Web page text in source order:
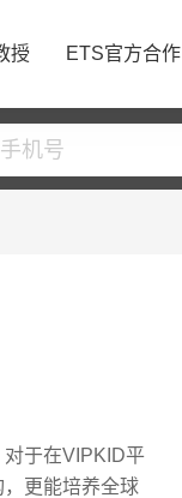
授 ETS官方合作
于在VIPKID平
更能培养全球